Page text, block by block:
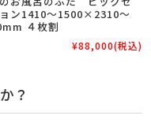
ン1410～1500×2310～
４枚割
¥88,000(税込)
？